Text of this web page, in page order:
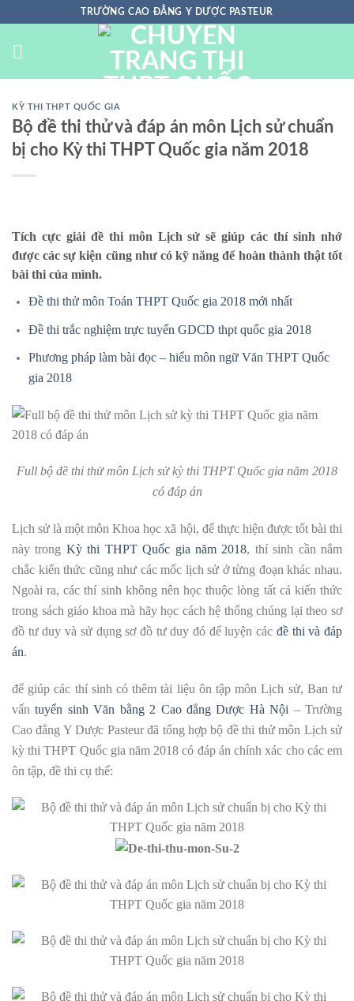
nội
TRƯỜNG CAO ĐẲNG Y DƯỢC PASTEUR
KỲ THI THPT QUỐC GIA
Bộ đề thi thử và đáp án môn Lịch sử chuẩn
bị cho Kỳ thi THPT Quốc gia năm 2018
Tích cực giải đề thi môn Lịch sử sẽ giúp các thí sinh nhớ
được các sự kiện cũng như có kỹ năng để hoàn thành thật tốt
bài thi của mình.
Đề thi thử môn Toán THPT Quốc gia 2018 mới nhất
Đề thi trắc nghiệm trực tuyến GDCD thpt quốc gia 2018
Phương pháp làm bài đọc – hiểu môn ngữ Văn THPT Quốc
gia 2018
Full bộ đề thi thử môn Lịch sử kỳ thi THPT Quốc gia năm 2018
có đáp án
Lịch sử là một môn Khoa học xã hội, để thực hiện được tốt bài thi
này trong Kỳ thi THPT Quốc gia năm 2018, thí sinh cần nắm
chắc kiến thức cũng như các mốc lịch sử ở từng đoạn khác nhau.
Ngoài ra, các thí sinh không nên học thuộc lòng tất cả kiến thức
trong sách giáo khoa mà hãy học cách hệ thống chúng lại theo sơ
đồ tư duy và sử dụng sơ đồ tư duy đó để luyện các đề thi và đáp
án.
để giúp các thí sinh có thêm tài liệu ôn tập môn Lịch sử, Ban tư
vấntuyển sinh Văn bằng 2 Cao đẳng Dược Hà Nội – Trường
Cao đẳng Y Dược Pasteur đã tổng hợp bộ đề thi thử môn Lịch sử
kỳ thi THPT Quốc gia năm 2018 có đáp án chính xác cho các em
ôn tập, đề thi cụ thể: